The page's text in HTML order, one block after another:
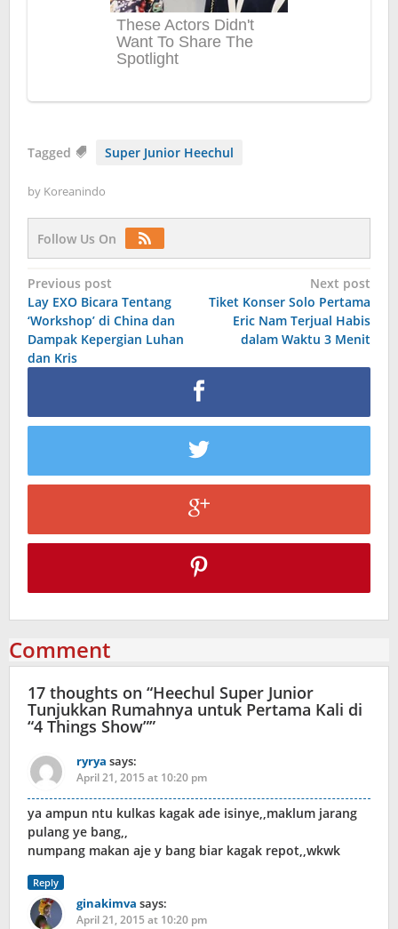
Tagged Super Junior Heechul
by Koreanindo
Follow Us On
Post
navigation
Previous post
Lay EXO Bicara Tentang
‘Workshop’ di China dan
Dampak Kepergian Luhan
dan Kris
Next post
Tiket Konser Solo Pertama
Eric Nam Terjual Habis
dalam Waktu 3 Menit
Comment
17 thoughts on “Heechul Super Junior
Tunjukkan Rumahnya untuk Pertama Kali di
“4 Things Show””
ryrya says:
April 21, 2015 at 10:20 pm
ya ampun ntu kulkas kagak ade isinye,,maklum jarang
pulang ye bang,,
numpang makan aje y bang biar kagak repot,,wkwk
Reply
ginakimva says:
April 21, 2015 at 10:20 pm